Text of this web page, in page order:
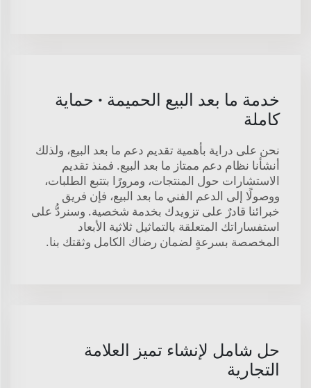
خدمة ما بعد البيع الحميمة · حماية
كاملة
نحن على دراية بأهمية تقديم دعم ما بعد البيع، ولذلك
أنشأنا نظام دعم ممتاز ما بعد البيع. فمنذ تقديم
الاستشارات حول المنتجات، ومرورًا بتتبع الطلبات،
ووصولًا إلى الدعم الفني ما بعد البيع، فإن فريق
خبرائنا قادرٌ على تزويدك بخدمة شخصية. وسنردُّ على
استفساراتك المتعلقة بالتماثيل ثلاثية الأبعاد
المخصصة بسرعةٍ لضمان رضاك الكامل وثقتك بنا.
حل شامل لإنشاء تميز العلامة
التجارية